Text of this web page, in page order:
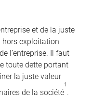
et de la juste
hors exploitation
l’entreprise. Il faut
toute dette portant
la juste valeur
de la société
1
.